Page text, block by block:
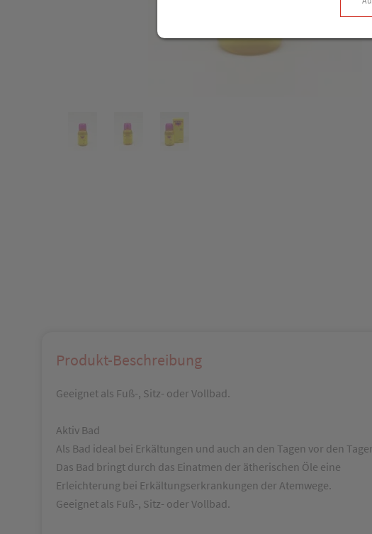
Produkt-Beschreibung
Geeignet als Fuß-, Sitz- oder Vollbad.
Aktiv Bad
Als Bad ideal bei Erkältungen und auch an den Tagen vor den
Das Bad bringt durch das Einatmen der ätherischen Öle eine
Erleichterung bei Erkältungserkrankungen der Atemwege.
Geeignet als Fuß-, Sitz- oder Vollbad.